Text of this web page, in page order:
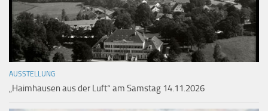
AUSSTELLUNG
„Haimhausen aus der Luft“ am Samstag 14.11.2026